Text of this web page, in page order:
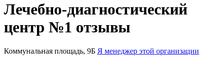
Лечебно-диагностический
центр №1 отзывы
Коммунальная площадь, 9Б Я менеджер этой организации